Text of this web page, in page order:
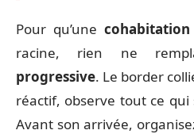
Pour qu’une
racine, rien ne
progressive. Le border
réactif, observe tout ce
Avant son arrivée,